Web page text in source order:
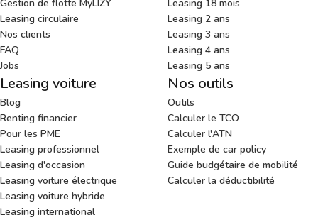
Gestion de flotte MyLIZY
Leasing circulaire
Nos clients
FAQ
Jobs
Leasing 18 mois
Leasing 2 ans
Leasing 3 ans
Leasing 4 ans
Leasing 5 ans
Leasing voiture
Blog
Renting financier
Pour les PME
Leasing professionnel
Leasing d'occasion
Leasing voiture électrique
Leasing voiture hybride
Leasing international
Nos outils
Outils
Calculer le TCO
Calculer l'ATN
Exemple de car policy
Guide budgétaire de mobilité
Calculer la déductibilité